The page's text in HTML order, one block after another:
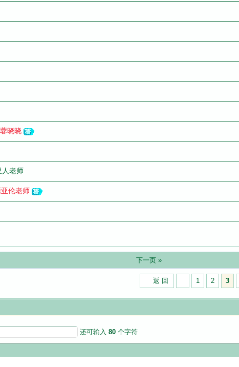
晓晓
人老师
伦老师
下一页 »
1 2 3
返 回
还可输入 80 个字符